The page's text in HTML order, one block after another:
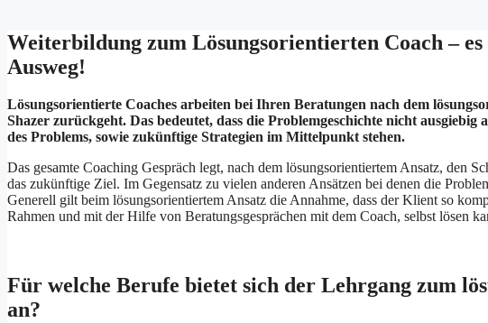
Weiterbildung zum Lösungsorientierten Coach –
Ausweg!
Lösungsorientierte Coaches arbeiten bei Ihren Beratungen nach dem
Shazer zurückgeht. Das bedeutet, dass die Problemgeschichte nicht
des Problems, sowie zukünftige Strategien im Mittelpunkt stehen.
Das gesamte Coaching Gespräch legt, nach dem lösungsorientiertem Ansatz, den
das zukünftige Ziel. Im Gegensatz zu vielen anderen Ansätzen bei denen die
Generell gilt beim lösungsorientiertem Ansatz die Annahme, dass der Klient so
Rahmen und mit der Hilfe von Beratungsgesprächen mit dem Coach, selbst lösen
Für welche Berufe bietet sich der Lehrgang zum
an?